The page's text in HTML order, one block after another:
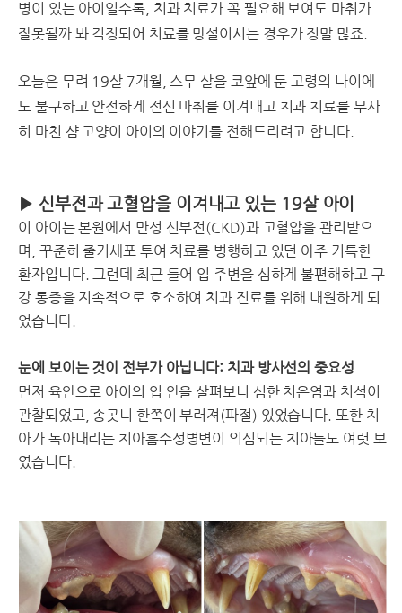
병이 있는 아이일수록, 치과 치료가 꼭 필요해 보여도 마취가
잘못될까 봐 걱정되어 치료를 망설이시는 경우가 정말 많죠.
오늘은 무려 19살 7개월, 스무 살을 코앞에 둔 고령의 나이에
도 불구하고 안전하게 전신 마취를 이겨내고 치과 치료를 무사
히 마친 샴 고양이 아이의 이야기를 전해드리려고 합니다.
▶ 신부전과 고혈압을 이겨내고 있는 19살 아이
이 아이는 본원에서 만성 신부전(CKD)과 고혈압을 관리받으
며, 꾸준히 줄기세포 투여 치료를 병행하고 있던 아주 기특한
환자입니다. 그런데 최근 들어 입 주변을 심하게 불편해하고 구
강 통증을 지속적으로 호소하여 치과 진료를 위해 내원하게 되
었습니다.
눈에 보이는 것이 전부가 아닙니다: 치과 방사선의 중요성
먼저 육안으로 아이의 입 안을 살펴보니 심한 치은염과 치석이
관찰되었고, 송곳니 한쪽이 부러져(파절) 있었습니다. 또한 치
아가 녹아내리는 치아흡수성병변이 의심되는 치아들도 여럿 보
였습니다.